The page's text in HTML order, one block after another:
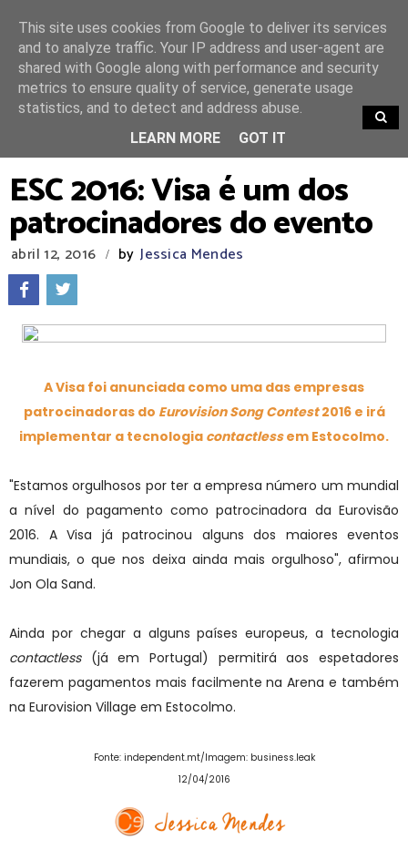
TRENDING
ESC 2016: Visa é um dos
patrocinadores do evento
abril 12, 2016 / by Jessica Mendes
A Visa foi anunciada como uma das empresas
patrocinadoras do Eurovision Song Contest2016 e irá
implementar a tecnologia contactlessem Estocolmo.
"Estamos orgulhosos por ter a empresa número um mundial
a nível do pagamento como patrocinadora da Eurovisão
2016. A Visa já patrocinou alguns dos maiores eventos
mundiais, o que nos deixa ainda mais orgulhoso", afirmou
Jon Ola Sand.
Ainda por chegar a alguns países europeus, a tecnologia
contactless(já em Portugal) permitirá aos espetadores
fazerem pagamentos mais facilmente na Arena e também
na Eurovision Village em Estocolmo.
Fonte: independent.mt/Imagem: business.leak
12/04/2016
This site uses cookies from Google to deliver its services
and to analyze traffic. Your IP address and user-agent are
shared with Google along with performance and security
metrics to ensure quality of service, generate usage
statistics, and to detect and address abuse.
LEARN MORE
GOT IT